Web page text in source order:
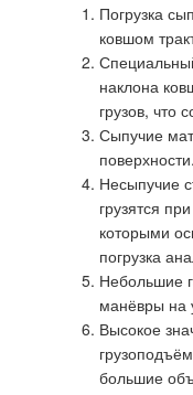
Погрузка
ковшом
наклона
грузов, что
Сыпучие
поверхности.
Несыпучие
грузятся
которыми
погрузка
Небольшие
манёвры на
Высокое
большие